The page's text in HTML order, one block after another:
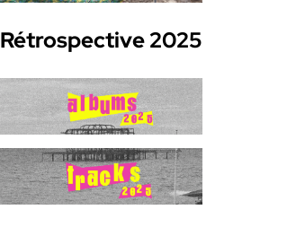
Rétrospective 2025